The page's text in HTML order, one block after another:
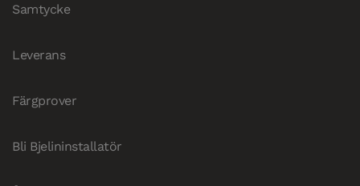
Samtycke
Leverans
Färgprover
Bli Bjelininstallatör